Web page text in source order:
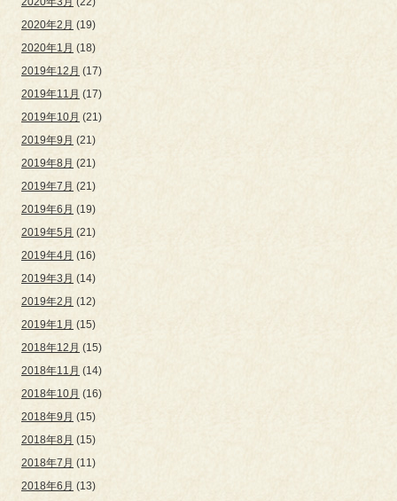
2020年2月 (19)
2020年1月 (18)
2019年12月 (17)
2019年11月 (17)
2019年10月 (21)
2019年9月 (21)
2019年8月 (21)
2019年7月 (21)
2019年6月 (19)
2019年5月 (21)
2019年4月 (16)
2019年3月 (14)
2019年2月 (12)
2019年1月 (15)
2018年12月 (15)
2018年11月 (14)
2018年10月 (16)
2018年9月 (15)
2018年8月 (15)
2018年7月 (11)
2018年6月 (13)